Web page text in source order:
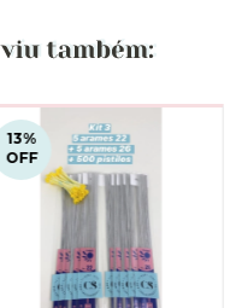
13%
OFF